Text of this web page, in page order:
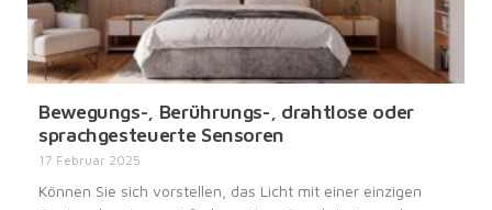
Bewegungs-, Berührungs-, drahtlose oder
sprachgesteuerte Sensoren
17 Februar 2025
Können Sie sich vorstellen, das Licht mit einer einzigen